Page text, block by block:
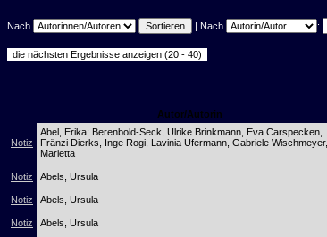
Nach | Nach :
Autor/Autorin
Notiz
Abel, Erika; Berenbold-Seck, Ulrike Brinkmann, Eva Carspecken,
Fränzi Dierks, Inge Rogi, Lavinia Ufermann, Gabriele Wischmeyer,
Marietta
Notiz Abels, Ursula
Notiz
Abels, Ursula
Notiz Abels, Ursula